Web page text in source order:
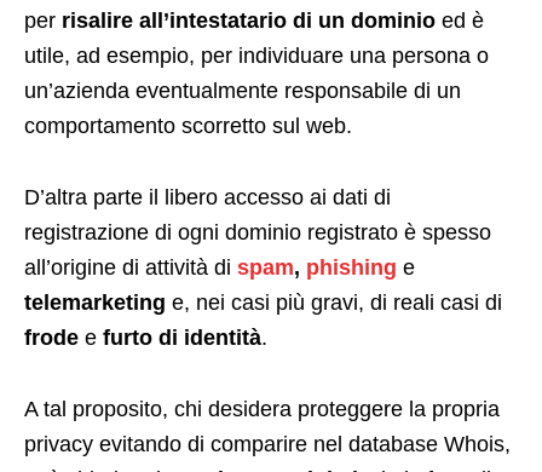
per risalire all’intestatario di un dominio ed è
utile, ad esempio, per individuare una persona o
un’azienda eventualmente responsabile di un
comportamento scorretto sul web.
D’altra parte il libero accesso ai dati di
registrazione di ogni dominio registrato è spesso
all’origine di attività di spam, phishing e
telemarketing e, nei casi più gravi, di reali casi di
frode e furto di identità.
A tal proposito, chi desidera proteggere la propria
privacy evitando di comparire nel database Whois,